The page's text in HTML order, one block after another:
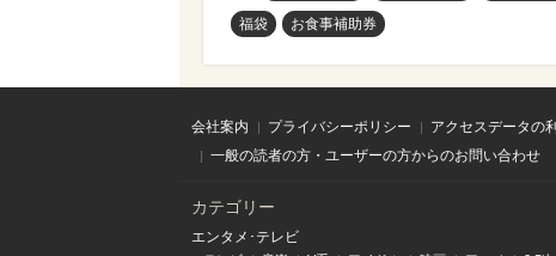
福袋 お食事補助券
会社案内 プライバシーポリシー アクセスデータの
一般の読者の方・ユーザーの方からのお問い合わせ
カテゴリー
エンタメ･テレビ